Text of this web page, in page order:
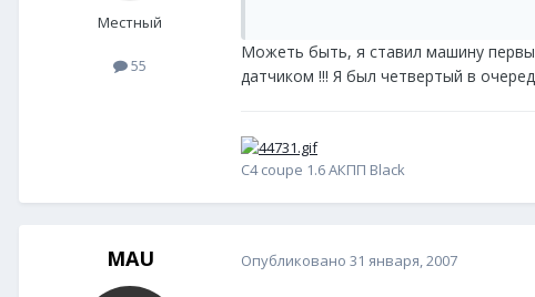
Местный
55
Можеть быть, я ставил машину
датчиком !!! Я был четвертый в
C4 coupe 1.6 АКПП Black
MAU Опубликовано 31 января, 2007